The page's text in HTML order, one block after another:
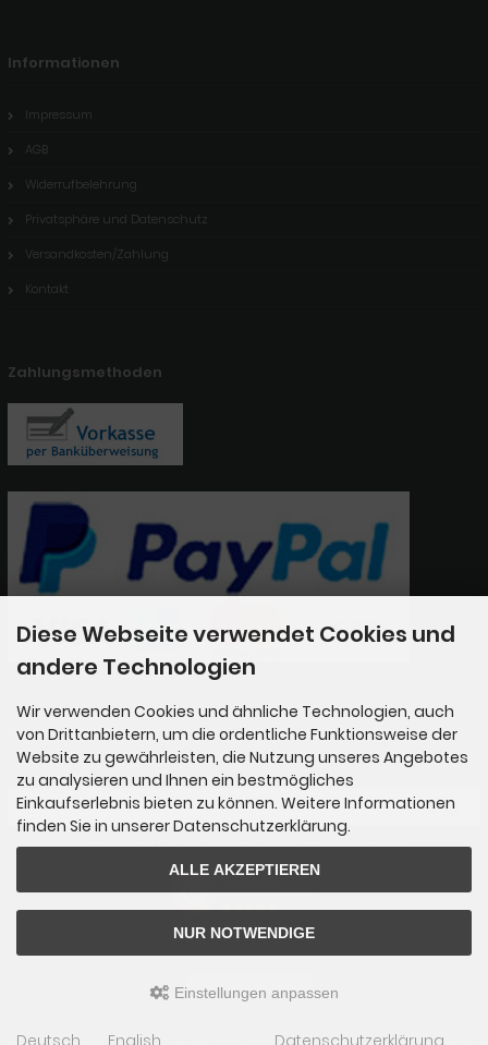
Informationen
Impressum
AGB
Widerrufbelehrung
Privatsphäre und Datenschutz
Versandkosten/Zahlung
Kontakt
Zahlungsmethoden
Newsletter-Anmeldung
E-Mail-Adresse:
Der Newsletter kann jederzeit hier oder in Ihrem Kundenkonto abbestellt werden.
SEHR GUT
Diese Webseite verwendet Cookies und
andere Technologien
Wir verwenden Cookies und ähnliche Technologien, auch
von Drittanbietern, um die ordentliche Funktionsweise der
Website zu gewährleisten, die Nutzung unseres Angebotes
zu analysieren und Ihnen ein bestmögliches
Einkaufserlebnis bieten zu können. Weitere Informationen
finden Sie in unserer Datenschutzerklärung.
ALLE AKZEPTIEREN
NUR NOTWENDIGE
Einstellungen anpassen
Deutsch English Datenschutzerklärung